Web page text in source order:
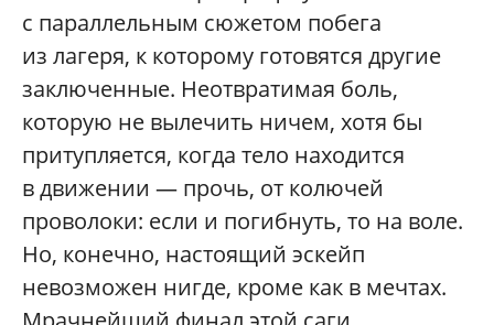
с параллельным сюжетом побега
из лагеря, к которому готовятся другие
заключенные. Неотвратимая боль,
которую не вылечить ничем, хотя бы
притупляется, когда тело находится
в движении — прочь, от колючей
проволоки: если и погибнуть, то на воле.
Но, конечно, настоящий эскейп
невозможен нигде, кроме как в мечтах.